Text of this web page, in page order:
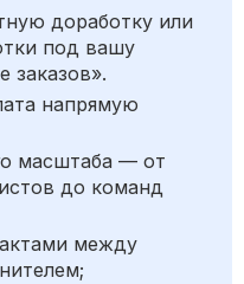
доработку или
под вашу
заказов».
напрямую
масштаба — от
до команд
между